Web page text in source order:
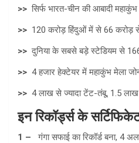
>> सिर्फ भारत-चीन की आबादी
>> 120 करोड़ हिंदुओं में से 66 करोड़ से
>> दुनिया के सबसे बड़े स्टेडियम से 166
>> 4 हजार हेक्टेयर में महाकुंभ मेला
>> 4 लाख से ज्यादा टेंट-तंबू, 1.5
इन रिकॉर्ड्स के
1 –
गंगा सफाई का रिकॉर्ड बना, 4